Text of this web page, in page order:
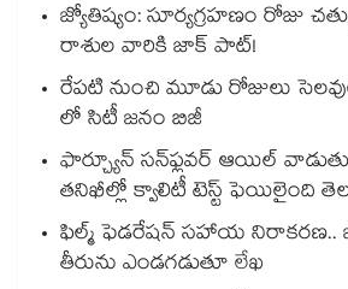
జ్యోతిష్యం: సూర్యగ్రహణం రోజు
రాశుల వారికి జాక్ పాట్!
రేపటి నుంచి మూడు రోజులు
లో సిటీ జనం బిజీ
ఫార్చ్యూన్ సన్‌ఫ్లవర్ ఆయిల్
తనిఖీల్లో క్వాలిటీ టెస్ట్ ఫెయిలైంది
ఫిల్మ్ ఫెడరేషన్ సహాయ నిరాకరణ..
తీరును ఎండగడుతూ లేఖ